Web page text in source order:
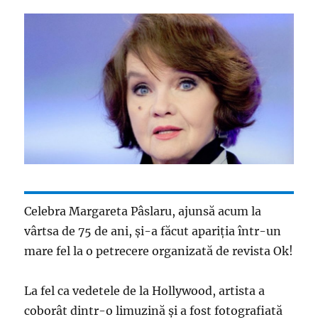
Celebra Margareta Pâslaru, ajunsă acum la
vârtsa de 75 de ani, și-a făcut apariția într-un
mare fel la o petrecere organizată de revista Ok!
La fel ca vedetele de la Hollywood, artista a
coborât dintr-o limuzină și a fost fotografiată